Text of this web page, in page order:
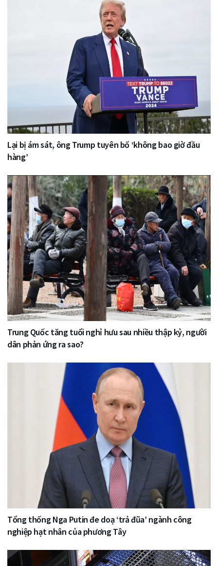
Lại bị ám sát, ông Trump tuyên bố ‘không bao giờ đầu
hàng’
Trung Quốc tăng tuổi nghỉ hưu sau nhiều thập kỷ, người
dân phản ứng ra sao?
Tổng thống Nga Putin đe doạ ‘trả đũa’ ngành công
nghiệp hạt nhân của phương Tây